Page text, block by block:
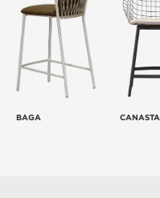
BAGA CANASTA